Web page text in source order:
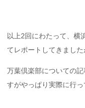
以上2回にわたって、
てレポートしてきまし
万葉倶楽部についての
すがやっぱり実際に行っ